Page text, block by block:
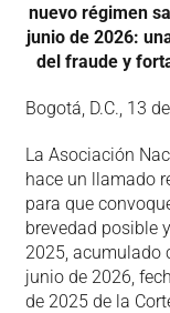
nuevo régimen
junio de 2026:
del fraude y
Bogotá, D.C., 13
La Asociación
hace un llamado
para que
brevedad posible
2025, acumulado
junio de 2026,
de 2025 de la